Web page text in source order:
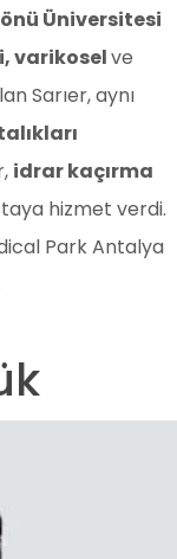
Üniversitesi
varikoselve
Sarıer, aynı
idrar kaçırma
hizmet verdi.
Park Antalya